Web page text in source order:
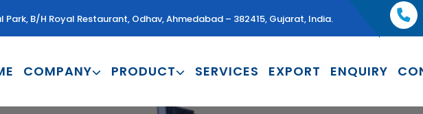
Park, B/H Royal Restaurant, Odhav, Ahmedabad – 382415, Gujarat, India.
COMPANY PRODUCT SERVICES EXPORT ENQUIRY